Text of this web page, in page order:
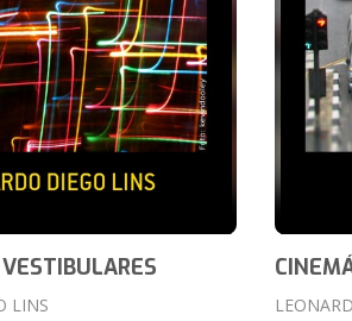
LINS